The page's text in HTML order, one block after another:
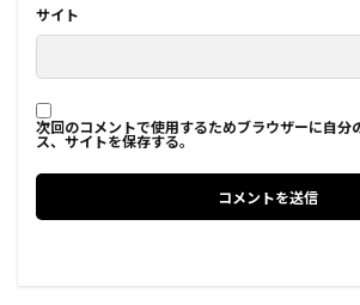
サイト
次回のコメントで使用するためブラウザーに自分
ス、サイトを保存する。